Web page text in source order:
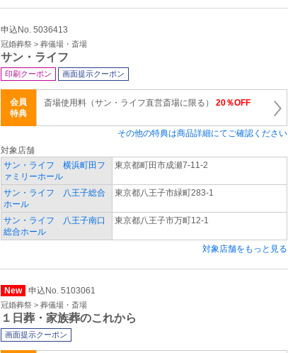
申込No. 5036413
冠婚葬祭 > 葬儀場・斎場
サン・ライフ
印刷クーポン 画面提示クーポン
会員
特典
斎場使用料（サン・ライフ直営斎場に限る） 20％OFF
その他の特典は商品詳細にてご確認ください
対象店舗
サン・ライフ 横浜町田フ
ァミリーホール
東京都町田市成瀬7-11-2
サン・ライフ 八王子総合
ホール
東京都八王子市緑町283-1
サン・ライフ 八王子南口
総合ホール
東京都八王子市万町12-1
対象店舗をもっと見る
New 申込No. 5103061
冠婚葬祭 > 葬儀場・斎場
１日葬・家族葬のこれから
画面提示クーポン